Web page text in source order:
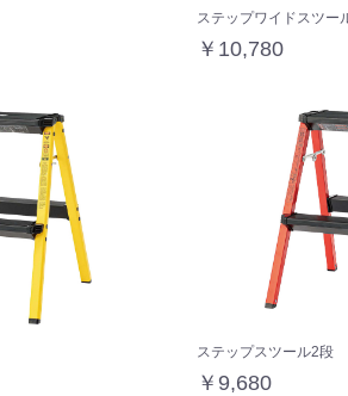
ステップワイドスツー
￥10,780
ステップスツール2段
￥9,680